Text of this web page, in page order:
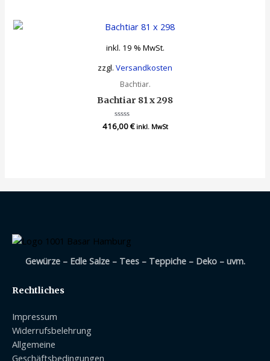
inkl. 19 % MwSt.
zzgl. Versandkosten
Bachtiar.
Bachtiar 81 x 298
Bewertet
mit
416,00€ inkl. MwSt
Gewürze – Edle Salze – Tees – Teppiche – Deko – uvm.
Rechtliches
Impressum
Widerrufsbelehrung
Allgemeine
Geschäftsbedingungen